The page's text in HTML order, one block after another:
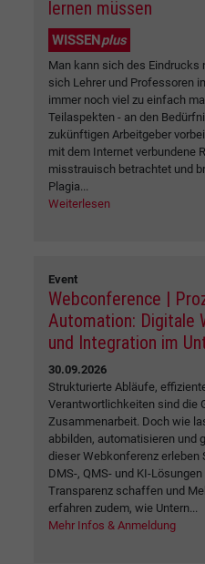
lernen müssen
WISSENplus
Man kann sich des Eindrucks
sich Lehrer und Professoren
immer noch viel zu einfach
Teilaspekten - an den
zukünftigen Arbeitgeber
mit dem Internet verbundene
misstrauisch betrachtet und
Plagia...
Weiterlesen
Event
Webconference |
Automation: Digitale
und Integration im
30.09.2026
Strukturierte Abläufe,
Verantwortlichkeiten sind die
Zusammenarbeit. Doch wie
abbilden, automatisieren und
dieser Webkonferenz erleben
DMS-, QMS- und KI-
Transparenz schaffen und
erfahren zudem, wie Untern...
Mehr Infos & Anmeldung